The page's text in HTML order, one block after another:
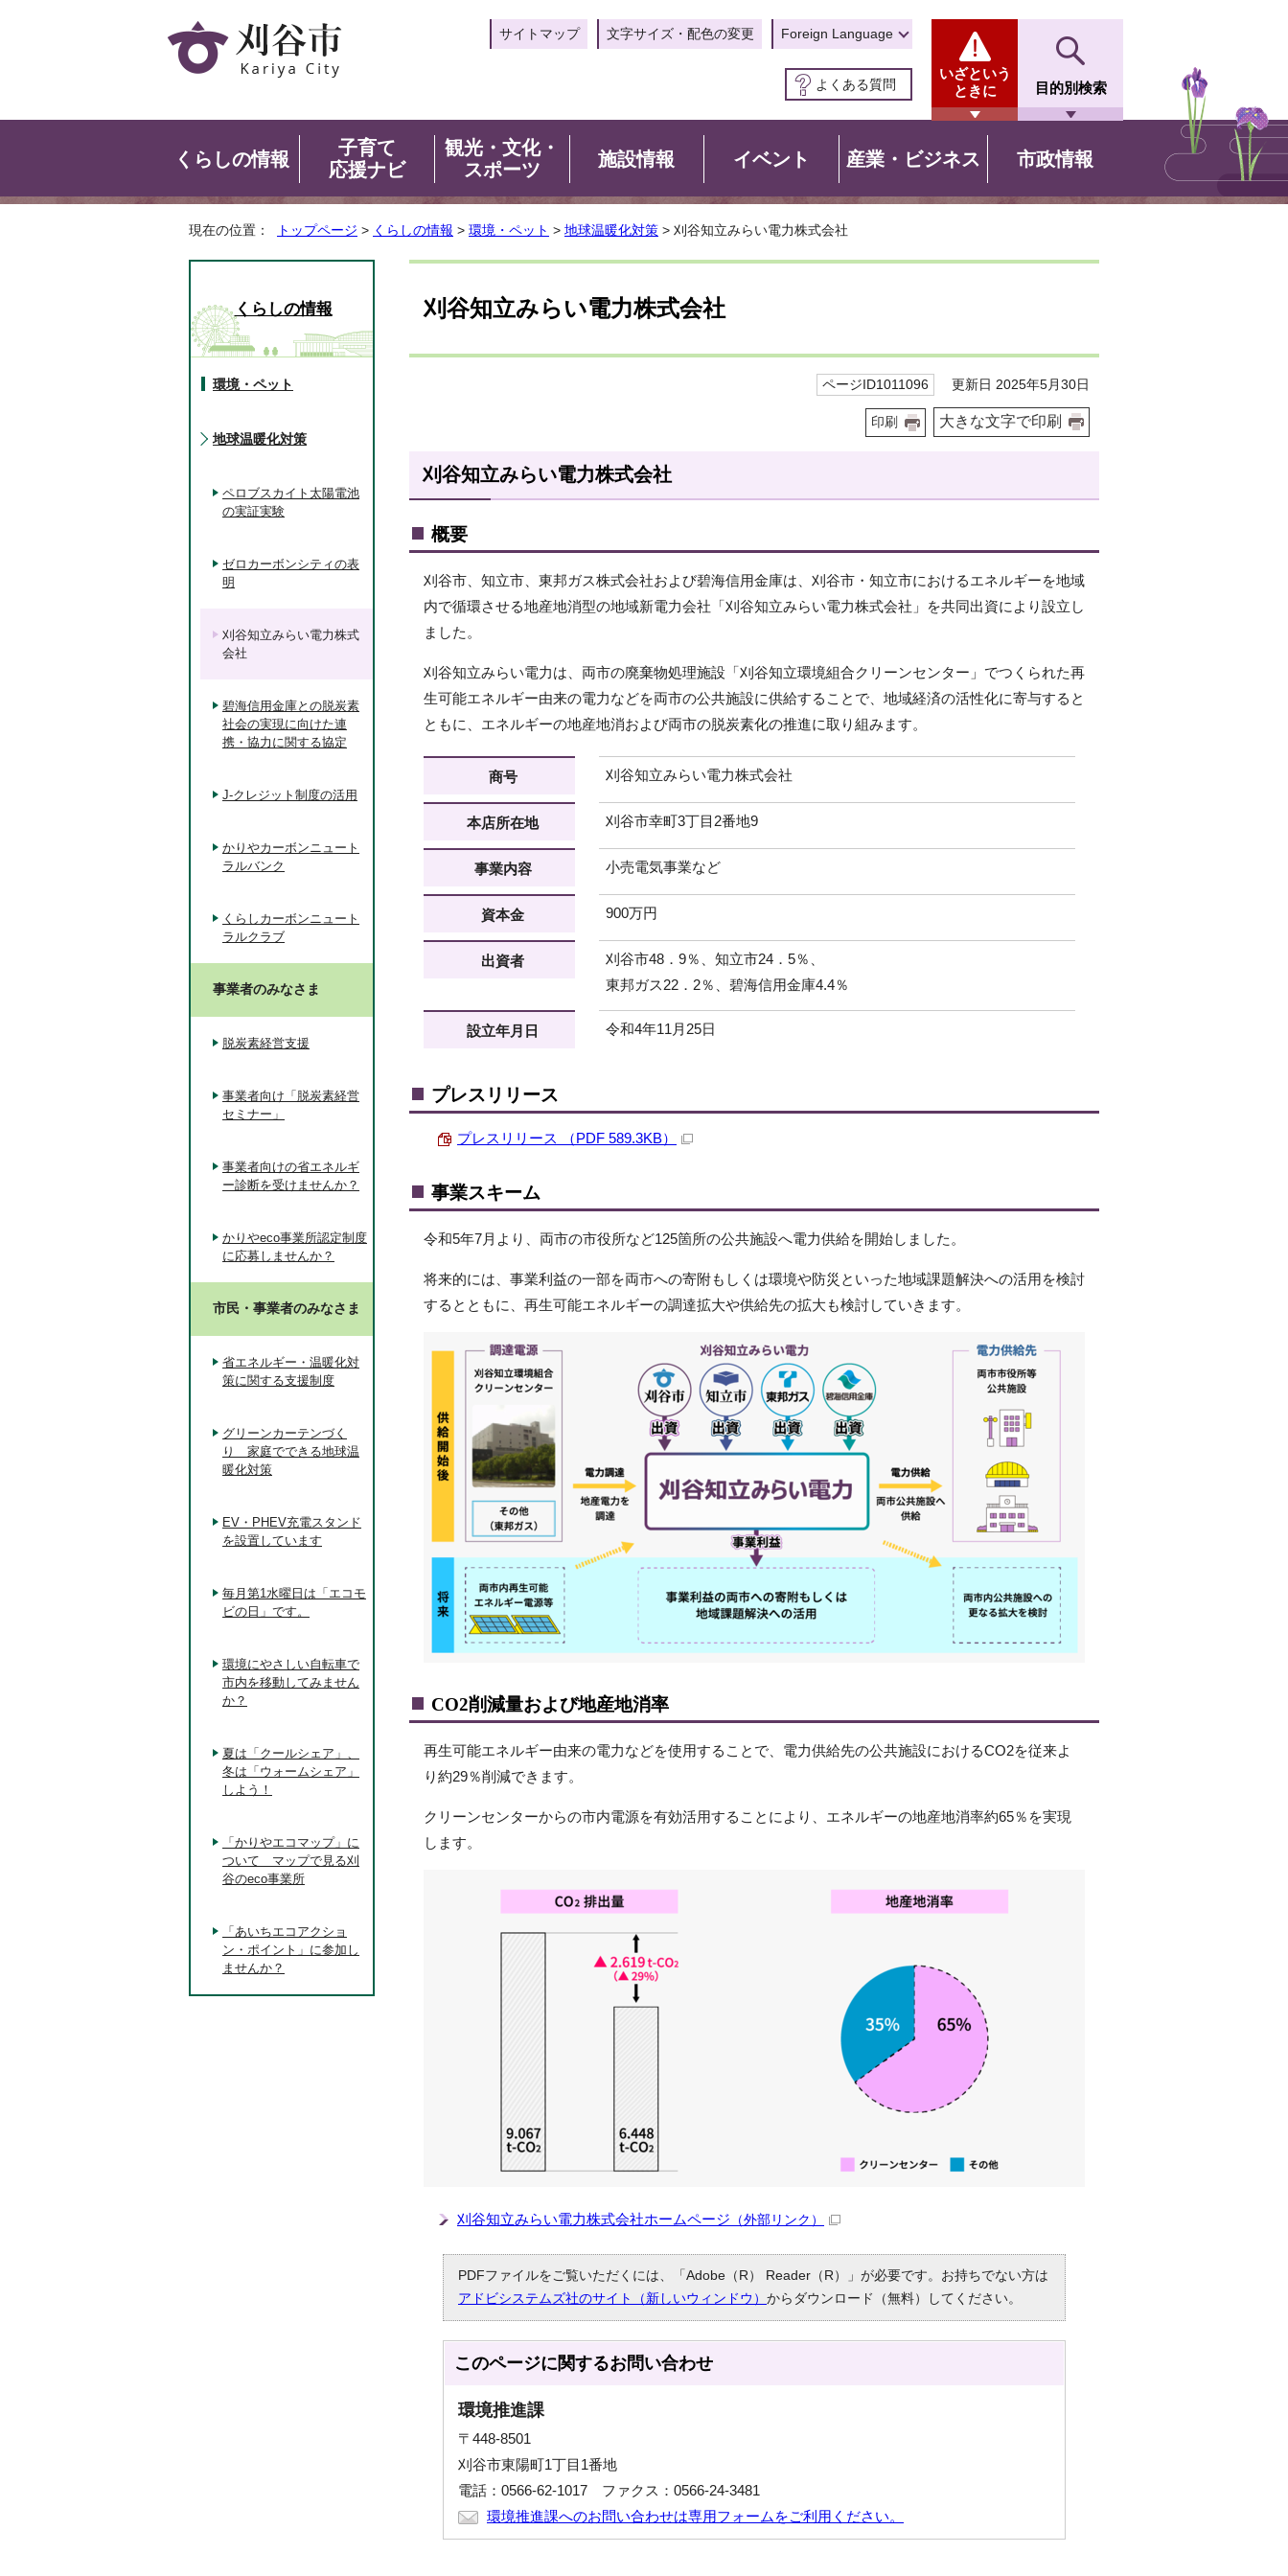
サイトマップ 文字サイズ・配色の変更 Foreign Language
よくある質問
いざという
ときに
目的別検索
くらしの情報
子育て
応援ナビ
観光・文化・
スポーツ
施設情報 イベント 産業・ビジネス 市政情報
現在の位置： トップページ > くらしの情報 > 環境・ペット > 地球温暖化対策 > 刈谷知立みらい電力株式会社
刈谷知立みらい電力株式会社
ページID1011096 更新日 2025年5月30日
印刷 大きな文字で印刷
刈谷知立みらい電力株式会社
概要
刈谷市、知立市、東邦ガス株式会社および碧海信用金庫は、刈谷市・知立市におけるエネルギーを地域
内で循環させる地産地消型の地域新電力会社「刈谷知立みらい電力株式会社」を共同出資により設立し
ました。
刈谷知立みらい電力は、両市の廃棄物処理施設「刈谷知立環境組合クリーンセンター」でつくられた再
生可能エネルギー由来の電力などを両市の公共施設に供給することで、地域経済の活性化に寄与すると
ともに、エネルギーの地産地消および両市の脱炭素化の推進に取り組みます。
商号 刈谷知立みらい電力株式会社
本店所在地 刈谷市幸町3丁目2番地9
事業内容 小売電気事業など
資本金 900万円
出資者
刈谷市48．9％、知立市24．5％、
東邦ガス22．2％、碧海信用金庫4.4％
設立年月日 令和4年11月25日
プレスリリース
プレスリリース （PDF 589.3KB）
事業スキーム
令和5年7月より、両市の市役所など125箇所の公共施設へ電力供給を開始しました。
将来的には、事業利益の一部を両市への寄附もしくは環境や防災といった地域課題解決への活用を検討
するとともに、再生可能エネルギーの調達拡大や供給先の拡大も検討していきます。
CO2削減量および地産地消率
再生可能エネルギー由来の電力などを使用することで、電力供給先の公共施設におけるCO2を従来よ
り約29％削減できます。
クリーンセンターからの市内電源を有効活用することにより、エネルギーの地産地消率約65％を実現
します。
刈谷知立みらい電力株式会社ホームページ （外部リンク）
PDFファイルをご覧いただくには、「Adobe（R） Reader（R）」が必要です。お持ちでない方は
アドビシステムズ社のサイト（新しいウィンドウ） からダウンロード（無料）してください。
このページに関するお問い合わせ
環境推進課
〒448-8501
刈谷市東陽町1丁目1番地
電話：0566-62-1017 ファクス：0566-24-3481
環境推進課へのお問い合わせは専用フォームをご利用ください。
くらしの情報
環境・ペット
地球温暖化対策
ペロブスカイト太陽電池
の実証実験
ゼロカーボンシティの表
明
刈谷知立みらい電力株式
会社
碧海信用金庫との脱炭素
社会の実現に向けた連
携・協力に関する協定
J-クレジット制度の活用
かりやカーボンニュート
ラルバンク
くらしカーボンニュート
ラルクラブ
事業者のみなさま
脱炭素経営支援
事業者向け「脱炭素経営
セミナー」
事業者向けの省エネルギ
ー診断を受けませんか？
かりやeco事業所認定制度
に応募しませんか？
市民・事業者のみなさま
省エネルギー・温暖化対
策に関する支援制度
グリーンカーテンづく
り 家庭でできる地球温
暖化対策
EV・PHEV充電スタンド
を設置しています
毎月第1水曜日は「エコモ
ビの日」です。
環境にやさしい自転車で
市内を移動してみません
か？
夏は「クールシェア」、
冬は「ウォームシェア」
しよう！
「かりやエコマップ」に
ついて マップで見る刈
谷のeco事業所
「あいちエコアクショ
ン・ポイント」に参加し
ませんか？